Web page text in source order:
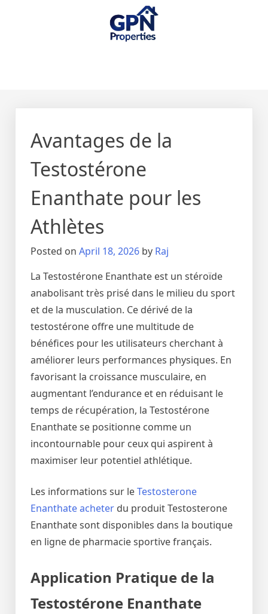
Avantages de la
Testostérone
Enanthate pour les
Athlètes
Posted on April 18, 2026 by Raj
La Testostérone Enanthate est un stéroïde
anabolisant très prisé dans le milieu du sport
et de la musculation. Ce dérivé de la
testostérone offre une multitude de
bénéfices pour les utilisateurs cherchant à
améliorer leurs performances physiques. En
favorisant la croissance musculaire, en
augmentant l’endurance et en réduisant le
temps de récupération, la Testostérone
Enanthate se positionne comme un
incontournable pour ceux qui aspirent à
maximiser leur potentiel athlétique.
Les informations sur leTestosterone
Enanthate acheter du produit Testosterone
Enanthate sont disponibles dans la boutique
en ligne de pharmacie sportive français.
Application Pratique de la
Testostérone Enanthate